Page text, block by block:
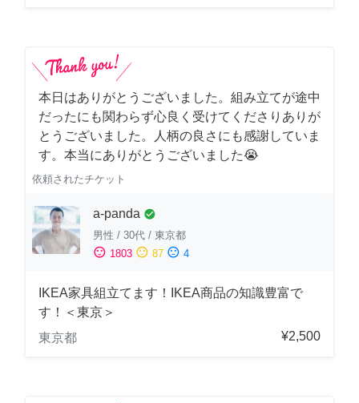
本日はありがとうございました。組み立てが途中
だったにも関わらず心良く受けてくださりありが
とうございました。人柄の良さにも感謝していま
す。本当にありがとうございました😭
依頼されたチケット
a-panda check_circle
男性 / 30代 / 東京都
sentiment_satisfied 1803 sentiment_neutral 87 sentiment_dissatisfied 4
IKEA家具組立てます！IKEA商品の知識豊富で
す！＜東京＞
東京都
¥2,500